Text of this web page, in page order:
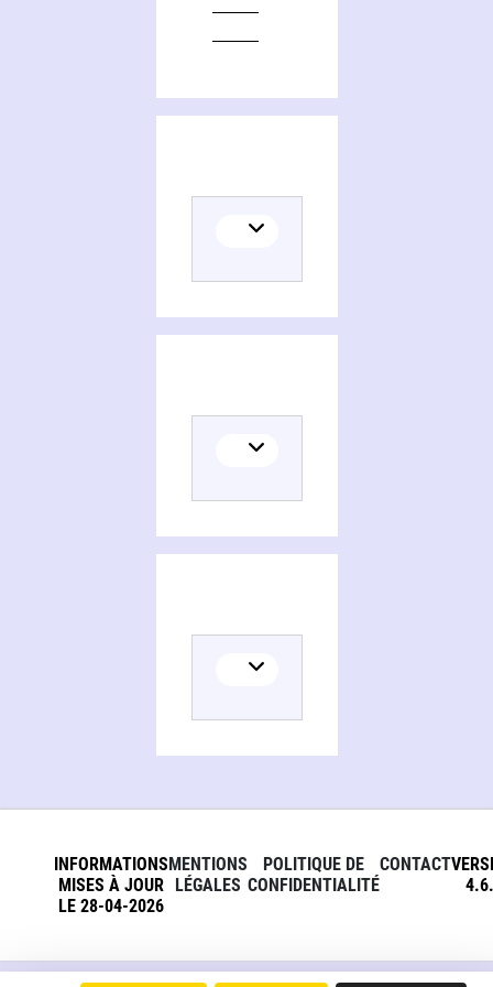
INFORMATIONS
MISES À JOUR
LE 28-04-2026
MENTIONS
LÉGALES
POLITIQUE DE
CONFIDENTIALITÉ
CONTACT